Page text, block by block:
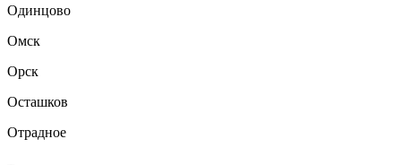
Одинцово
Омск
Орск
Осташков
Отрадное